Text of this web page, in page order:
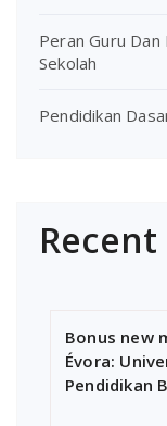
Peran Guru
Sekolah
Pendidikan
Bonus new
Évora:
Pendidikan